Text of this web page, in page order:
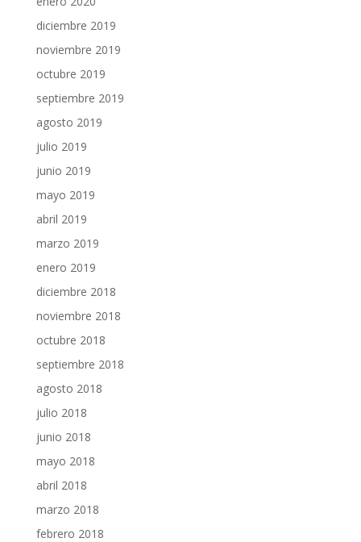
diciembre 2019
noviembre 2019
octubre 2019
septiembre 2019
agosto 2019
julio 2019
junio 2019
mayo 2019
abril 2019
marzo 2019
enero 2019
diciembre 2018
noviembre 2018
octubre 2018
septiembre 2018
agosto 2018
julio 2018
junio 2018
mayo 2018
abril 2018
marzo 2018
febrero 2018